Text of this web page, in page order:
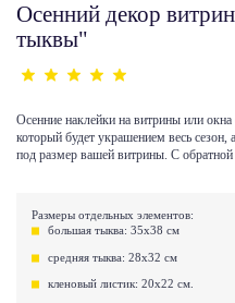
Осенний декор
тыквы"
Осенние наклейки на витрины или
который будет украшением весь
под размер вашей витрины. С обратной
Размеры отдельных элементов:
большая тыква: 35х38 см
средняя тыква: 28х32 см
кленовый листик: 20х22 см.